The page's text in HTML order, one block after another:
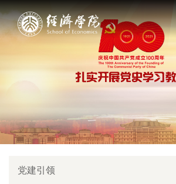
党建引领